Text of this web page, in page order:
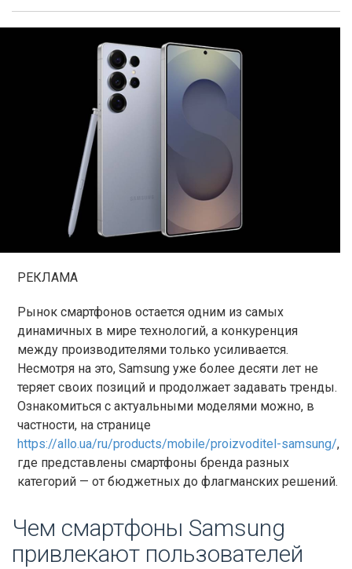
РЕКЛАМА
Рынок смартфонов остается одним из самых
динамичных в мире технологий, а конкуренция
между производителями только усиливается.
Несмотря на это, Samsung уже более десяти лет не
теряет своих позиций и продолжает задавать тренды.
Ознакомиться с актуальными моделями можно, в
частности, на странице
https://allo.ua/ru/products/mobile/proizvoditel-samsung/,
где представлены смартфоны бренда разных
категорий — от бюджетных до флагманских решений.
Чем смартфоны Samsung
привлекают пользователей